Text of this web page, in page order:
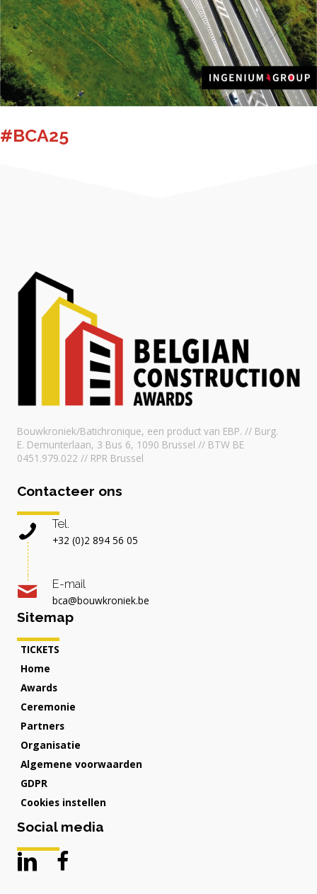
#BCA25
Bouwkroniek/Batichronique, een product van EBP. // Burg.
E. Demunterlaan, 3 Bus 6, 1090 Brussel // BTW BE
0451.979.022 // RPR Brussel
Contacteer ons
Tel.
+32 (0)2 894 56 05
E-mail
bca@bouwkroniek.be
Sitemap
TICKETS
Home
Awards
Ceremonie
Partners
Organisatie
Algemene voorwaarden
GDPR
Cookies instellen
Social media